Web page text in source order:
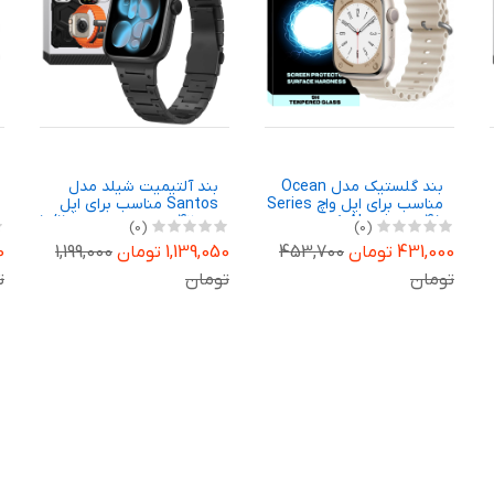
بند گلستیک مدل Ocean
مناسب برای اپل واچ Series
متری
(0)
431,000 تومان
453,700
تومان
بند آلتیمیت شیلد مدل
Santos مناسب برای اپل
واچ 42 میلی متری سری 10/11
(0)
1,139,050 تومان
1,199,000
تومان